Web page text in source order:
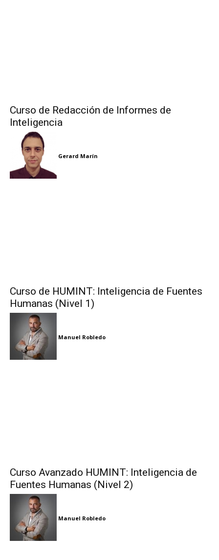
Curso de Redacción de Informes de
Inteligencia
Gerard Marín
Curso de HUMINT: Inteligencia de Fuentes
Humanas (Nivel 1)
Manuel Robledo
Curso Avanzado HUMINT: Inteligencia de
Fuentes Humanas (Nivel 2)
Manuel Robledo